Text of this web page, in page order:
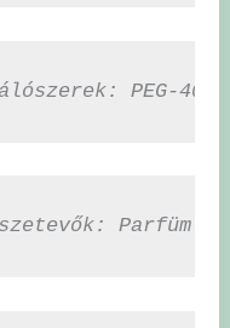
PEG-
Parfüm